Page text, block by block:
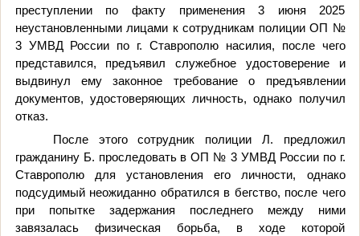
преступлении по факту применения 3 июня 2025
неустановленными лицами к сотрудникам полиции ОП №
3 УМВД России по г. Ставрополю насилия, после чего
представился, предъявил служебное удостоверение и
выдвинул ему законное требование о предъявлении
документов, удостоверяющих личность, однако получил
отказ.
После этого сотрудник полиции Л. предложил
гражданину Б. проследовать в ОП № 3 УМВД России по г.
Ставрополю для установления его личности, однако
подсудимый неожиданно обратился в бегство, после чего
при попытке задержания последнего между ними
завязалась физическая борьба, в ходе которой